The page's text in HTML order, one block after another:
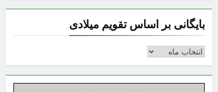
بایگانی بر اساس تقویم میلادی
بایگانی
اساس
تقویم